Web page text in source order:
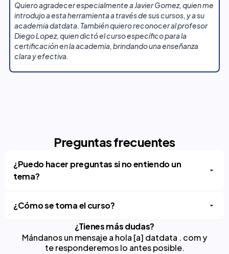
Quiero agradecer especialmente a Javier Gomez, quien me
introdujo a esta herramienta a través de sus cursos, y a su
academia datdata. También quiero reconocer al profesor
Diego Lopez, quien dictó el curso específico para la
certificación en la academia, brindando una enseñanza
clara y efectiva.
Preguntas frecuentes
¿Puedo hacer preguntas si no entiendo un
tema?
¿Cómo se toma el curso?
¿Tienes más dudas?
Mándanos un mensaje a hola [a] datdata . com y
te responderemos lo antes posible.